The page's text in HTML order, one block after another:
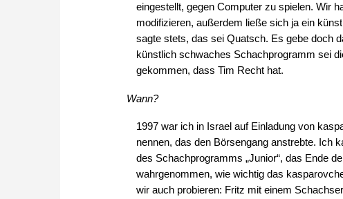
eingestellt, gegen Computer zu spielen. Wir
modifizieren, außerdem ließe sich ja ein
sagte stets, das sei Quatsch. Es gebe doch
künstlich schwaches Schachprogramm sei
gekommen, dass Tim Recht hat.
Wann?
1997 war ich in Israel auf Einladung von
nennen, das den Börsengang anstrebte. Ich
des Schachprogramms „Junior“, das Ende
wahrgenommen, wie wichtig das
wir auch probieren: Fritz mit einem